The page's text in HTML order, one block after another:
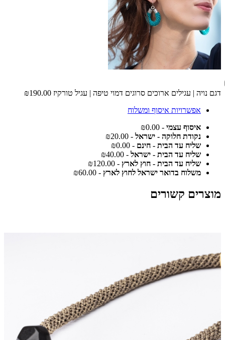
דגם נויה | עגילים ארוכים סרוגים דמוי טיפה | עגיל טורקיז ₪190.00
אפשרויות איסוף ומשלוח
איסוף עצמי - ₪0.00
נקודת חלוקה - ישראל - ₪20.00
שליח עד הבית - חינם - ₪0.00
שליח עד הבית - ישראל - ₪40.00
שליח עד הבית - חוץ לארץ - ₪120.00
משלוח בדואר ישראל לחוץ לארץ - ₪60.00
מוצרים קשורים